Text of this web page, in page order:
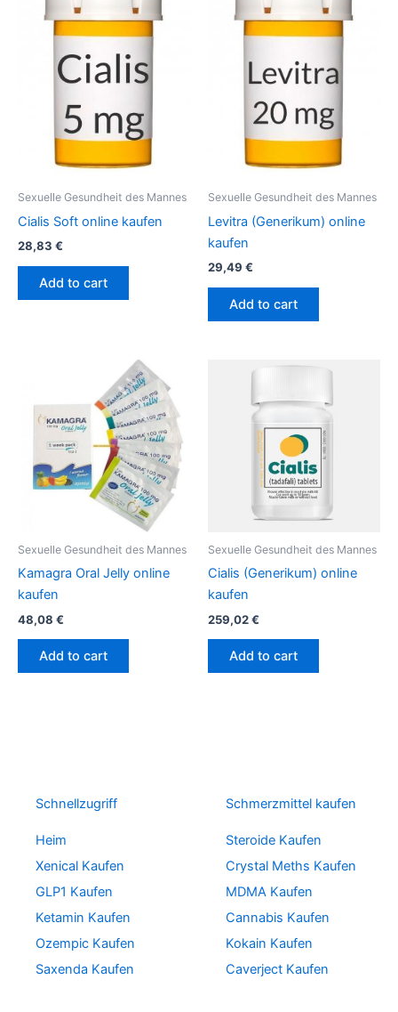
Sexuelle Gesundheit des Mannes
Cialis Soft online kaufen
28,83 €
Add to cart
Sexuelle Gesundheit des Mannes
Levitra (Generikum) online
kaufen
29,49 €
Add to cart
Sexuelle Gesundheit des Mannes
Kamagra Oral Jelly online
kaufen
48,08 €
Add to cart
Sexuelle Gesundheit des Mannes
Cialis (Generikum) online
kaufen
259,02€
Add to cart
Schnellzugriff
Heim
Xenical Kaufen
GLP1 Kaufen
Ketamin Kaufen
Ozempic Kaufen
Saxenda Kaufen
Schmerzmittel kaufen
Steroide Kaufen
Crystal Meths Kaufen
MDMA Kaufen
Cannabis Kaufen
Kokain Kaufen
Caverject Kaufen